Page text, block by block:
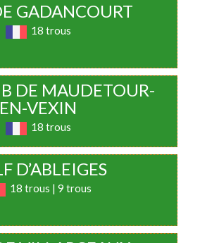
GADANCOURT
18 trous
DE MAUDETOUR-
EN-VEXIN
18 trous
D’ABLEIGES
18 trous | 9 trous